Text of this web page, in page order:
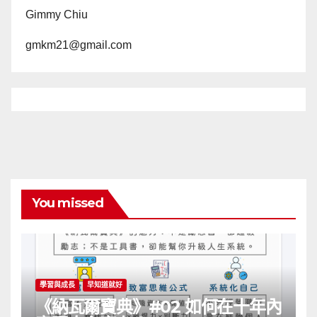
Gimmy Chiu
gmkm21@gmail.com
You missed
學習與成長 早知道就好
《納瓦爾寶典》#02 如何在十年內